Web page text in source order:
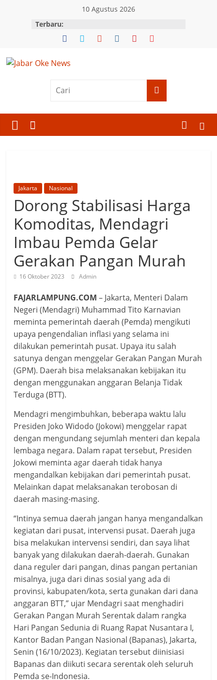
10 Agustus 2026
Terbaru:
News
BaratJakarta Nasional
Dorong Stabilisasi Harga
Komoditas, Mendagri
Imbau Pemda Gelar
Gerakan Pangan Murah
16 Oktober 2023 Admin
FAJARLAMPUNG.COM– Jakarta, Menteri Dalam
Negeri (Mendagri) Muhammad Tito Karnavian
meminta pemerintah daerah (Pemda) mengikuti
upaya pengendalian inflasi yang selama ini
dilakukan pemerintah pusat. Upaya itu salah
satunya dengan menggelar Gerakan Pangan Murah
(GPM). Daerah bisa melaksanakan kebijakan itu
dengan menggunakan anggaran Belanja Tidak
Terduga (BTT).
Mendagri mengimbuhkan, beberapa waktu lalu
Presiden Joko Widodo (Jokowi) menggelar rapat
dengan mengundang sejumlah menteri dan kepala
lembaga negara. Dalam rapat tersebut, Presiden
Jokowi meminta agar daerah tidak hanya
mengandalkan kebijakan dari pemerintah pusat.
Melainkan dapat melaksanakan terobosan di
daerah masing-masing.
“Intinya semua daerah jangan hanya mengandalkan
kegiatan dari pusat, intervensi pusat. Daerah juga
bisa melakukan intervensi sendiri, dan saya lihat
banyak yang dilakukan daerah-daerah. Gunakan
dana reguler dari pangan, dinas pangan pertanian
misalnya, juga dari dinas sosial yang ada di
provinsi, kabupaten/kota, serta gunakan dari dana
anggaran BTT,” ujar Mendagri saat menghadiri
Gerakan Pangan Murah Serentak dalam rangka
Hari Pangan Sedunia di Ruang Rapat Nusantara I,
Kantor Badan Pangan Nasional (Bapanas), Jakarta,
Senin (16/10/2023). Kegiatan tersebut diinisiasi
Bapanas dan diikuti secara serentak oleh seluruh
Pemda se-Indonesia.